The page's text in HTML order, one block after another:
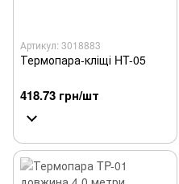
Артикул: 3018883
Термопара-кліщі HT-05
418.73 грн/шт